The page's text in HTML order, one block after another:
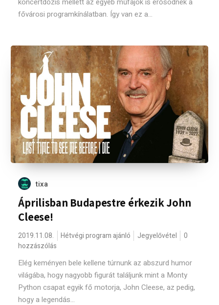
fővárosi programkínálatban. Így van ez a...
tixa
Áprilisban Budapestre érkezik John
Cleese!
2019.11.08. Hétvégi program ajánló Jegyelővétel
0
hozzászólás
Elég keményen bele kellene túrnunk az abszurd humor
világába, hogy nagyobb figurát találjunk mint a Monty
Python csapat egyik fő motorja, John Cleese, az pedig,
hogy a legendás...